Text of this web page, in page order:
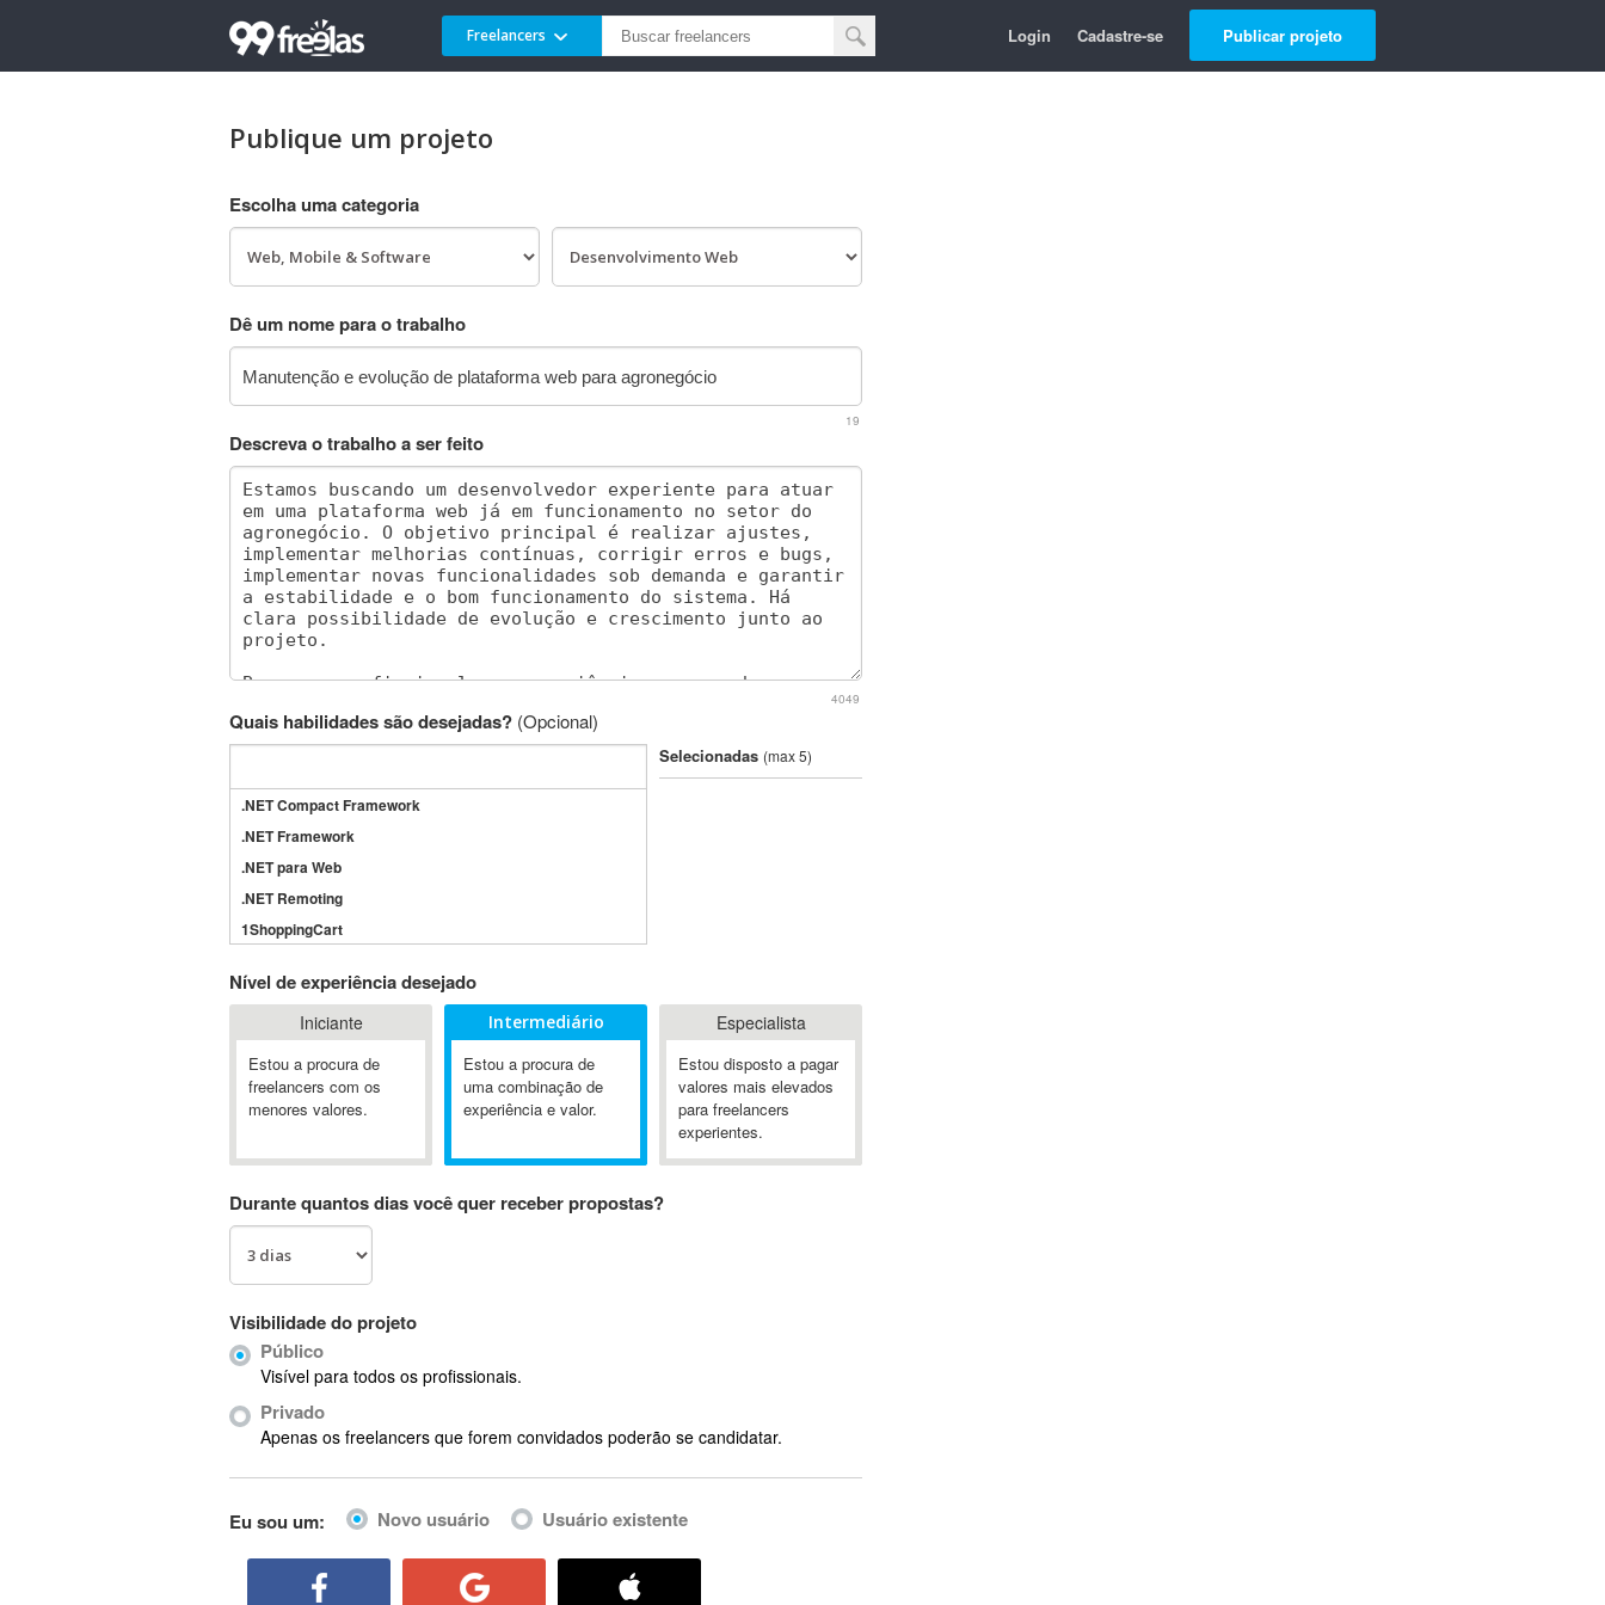
Freelancers Login Cadastre-se Publicar projeto
Publique um projeto
Escolha uma categoria
Dê um nome para o trabalho
19
Descreva o trabalho a ser feito
4049
Quais habilidades são desejadas? (Opcional)
.NET Compact Framework
.NET Framework
.NET para Web
.NET Remoting
1ShoppingCart
3GSM
4D Dimension
802.11
A&P
A-GPS
Ab Initio
ABIS
AbleCommerce
Ableton Live
Abstract Window Toolkit (AWT)
Selecionadas (max 5)
Nível de experiência desejado
Iniciante
Estou a procura de
freelancers com os
menores valores.
Intermediário
Estou a procura de
uma combinação de
experiência e valor.
Especialista
Estou disposto a pagar
valores mais elevados
para freelancers
experientes.
Durante quantos dias você quer receber propostas?
Visibilidade do projeto
Público
Visível para todos os profissionais.
Privado
Apenas os freelancers que forem convidados poderão se candidatar.
Eu sou um: Novo usuário Usuário existente